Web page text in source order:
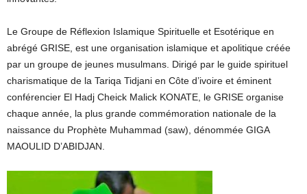
Le Groupe de Réflexion Islamique Spirituelle et Esotérique en
abrégé GRISE, est une organisation islamique et apolitique créée
par un groupe de jeunes musulmans. Dirigé par le guide spirituel
charismatique de la Tariqa Tidjani en Côte d’ivoire et éminent
conférencier El Hadj Cheick Malick KONATE, le GRISE organise
chaque année, la plus grande commémoration nationale de la
naissance du Prophète Muhammad (saw), dénommée GIGA
MAOULID D’ABIDJAN.